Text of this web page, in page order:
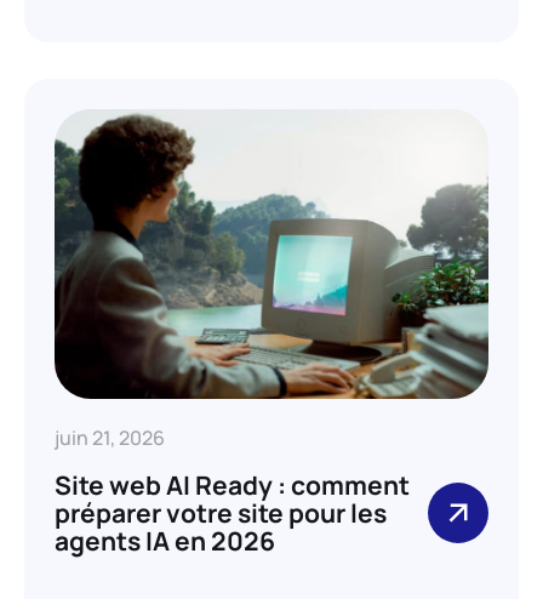
juin 21, 2026
Site web AI Ready : comment
préparer votre site pour les
agents IA en 2026